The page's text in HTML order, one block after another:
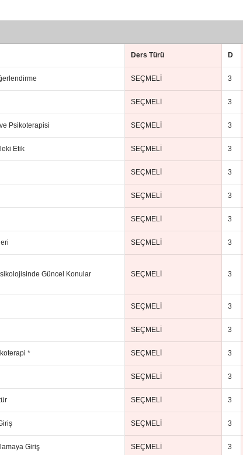
Ders Türü D
SEÇMELİ 3
SEÇMELİ 3
Psikoterapisi SEÇMELİ 3
Etik SEÇMELİ 3
SEÇMELİ 3
SEÇMELİ 3
SEÇMELİ 3
SEÇMELİ 3
Güncel Konular SEÇMELİ 3
SEÇMELİ 3
SEÇMELİ 3
* SEÇMELİ 3
SEÇMELİ 3
SEÇMELİ 3
SEÇMELİ 3
Giriş SEÇMELİ 3